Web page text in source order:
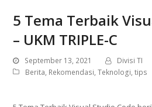
5 Tema Terbaik
– UKM TRIPLE-C
September 13, 2021
Divisi TI
Berita, Rekomendasi,Teknologi,tips